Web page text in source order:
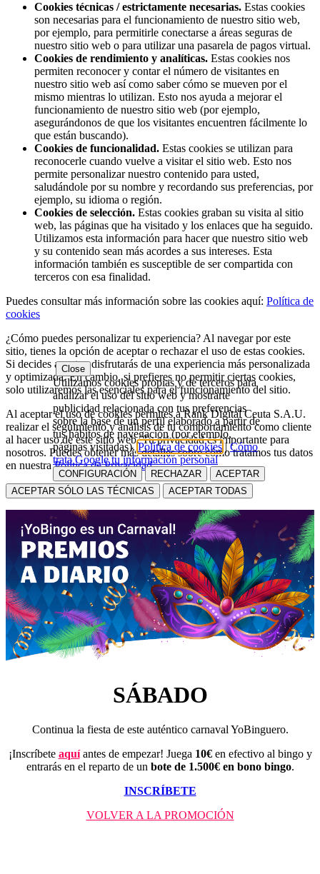
Cookies técnicas / estrictamente necesarias. Estas cookies
son necesarias para el funcionamiento de nuestro sitio web,
por ejemplo, para permitirle conectarse a áreas seguras de
nuestro sitio web o para utilizar una pasarela de pagos virtual.
Cookies de rendimiento y analíticas. Estas cookies nos
permiten reconocer y contar el número de visitantes en
nuestro sitio web así como saber cómo se mueven por el
mismo mientras lo utilizan. Esto nos ayuda a mejorar el
funcionamiento de nuestro sitio web (por ejemplo,
asegurándonos de que los visitantes encuentren fácilmente lo
que están buscando).
Cookies de funcionalidad. Estas cookies se utilizan para
reconocerle cuando vuelve a visitar el sitio web. Esto nos
permite personalizar nuestro contenido para usted,
saludándole por su nombre y recordando sus preferencias, por
ejemplo, su idioma o región.
Cookies de selección. Estas cookies graban su visita al sitio
web, las páginas que ha visitado y los enlaces que ha seguido.
Utilizamos esta información para hacer que nuestro sitio web
y su contenido sean más acordes a sus intereses. Esta
información también es susceptible de ser compartida con
terceros con esa finalidad.
Puedes consultar más información sobre las cookies aquí: Política de
cookies
¿Cómo puedes personalizar tu experiencia? Al navegar por este
sitio, tienes la opción de aceptar o rechazar el uso de estas cookies.
Si decides aceptar, disfrutarás de una experiencia más personalizada
y optimizada. En cambio, si prefieres no permitir ciertas cookies,
solo utilizaremos las esenciales para el funcionamiento del sitio.
Al aceptar el uso de cookies permites a Rank Digital Ceuta S.A.U.
realizar el seguimiento y análisis de tu comportamiento como cliente
al hacer uso de este sitio web. Tu privacidad es importante para
nosotros. Puedes obtener más detalles sobre cómo tratamos tus datos
en nuestraPolítica de Privacidad
ACEPTAR SÓLO LAS TÉCNICAS ACEPTAR TODAS
SÁBADO
Continua la fiesta de este auténtico carnaval YoBinguero.
¡Inscríbete aquí antes de empezar! Juega 10€en efectivo al bingo y
entrarás en el reparto de un bote de 1.500€ en bono bingo.
INSCRÍBETE
VOLVER A LA PROMOCIÓN
Close
Utilizamos cookies propias y de terceros para
analizar el uso del sitio web y mostrarte
publicidad relacionada con tus preferencias
sobre la base de un perfil elaborado a partir de
tus hábitos de navegación (por ejemplo,
páginas visitadas).Política de cookies|Cómo
trata Google tu información personal
CONFIGURACIÓN RECHAZAR ACEPTAR